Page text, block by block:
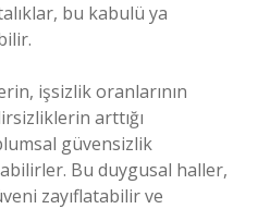
bu kabulü ya
işsizlik oranlarının
arttığı
güvensizlik
Bu duygusal haller,
zayıflatabilir ve